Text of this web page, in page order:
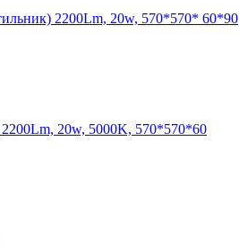
2200Lm, 20w, 570*570* 60*90
20w, 5000K, 570*570*60